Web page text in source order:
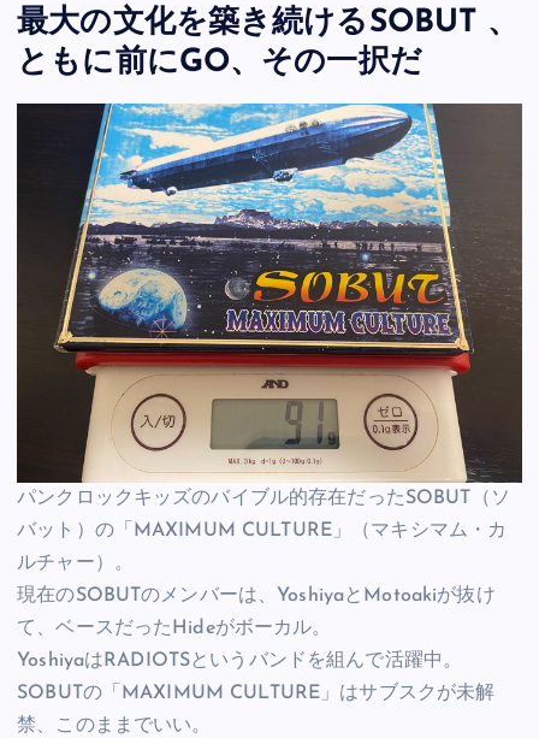
最大の文化を築き続けるSOBUT 、
ともに前にGO、その一択だ
パンクロックキッズのバイブル的存在だったSOBUT（ソ
バット）の「MAXIMUM CULTURE」（マキシマム・カ
ルチャー）。
現在のSOBUTのメンバーは、YoshiyaとMotoakiが抜け
て、ベースだったHideがボーカル。
YoshiyaはRADIOTSというバンドを組んで活躍中。
SOBUTの「MAXIMUM CULTURE」はサブスクが未解
禁、このままでいい。